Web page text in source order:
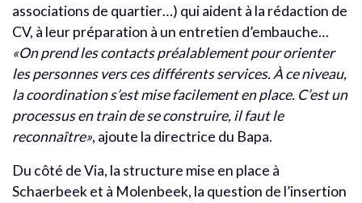
associations de quartier…) qui aident à la rédaction de
CV, à leur préparation à un entretien d’embauche…
«On prend les contacts préalablement pour orienter
les personnes vers ces différents services. À ce niveau,
la coordination s’est mise facilement en place. C’est un
processus en train de se construire, il faut le
reconnaître», ajoute la directrice du Bapa.
Du côté de Via, la structure mise en place à
Schaerbeek et à Molenbeek, la question de l’insertion